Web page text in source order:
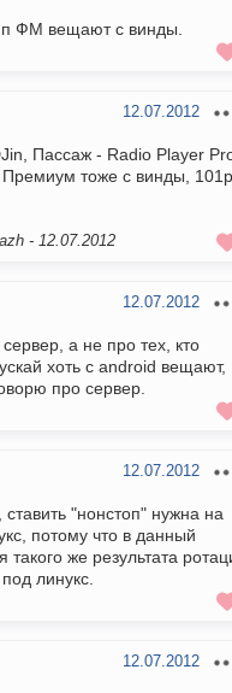
ФМ вещают с винды.
12.07.2012
Пассаж - Radio Player
тоже с винды,
- 12.07.2012
12.07.2012
а не про тех, кто
хоть с android вещают,
про сервер.
12.07.2012
"нонстоп" нужна на
потому что в данный
же результата
линукс.
12.07.2012